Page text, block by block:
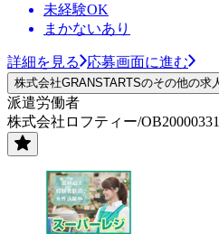
未経験OK
まかないあり
詳細を見る 応募画面に進む
株式会社GRANSTARTSのその他の求
派遣労働者
株式会社ロフティー/OB20000331